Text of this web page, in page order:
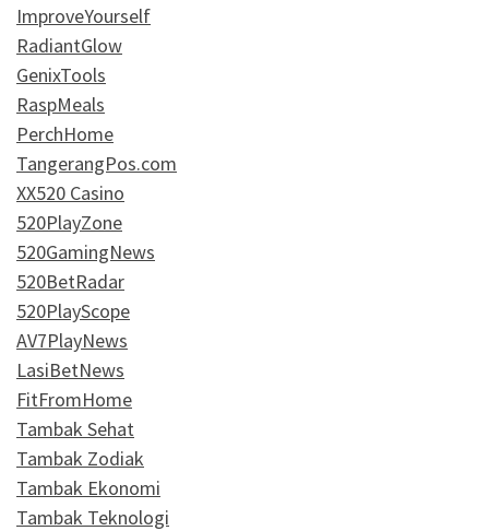
ImproveYourself
RadiantGlow
GenixTools
RaspMeals
PerchHome
TangerangPos.com
XX520 Casino
520PlayZone
520GamingNews
520BetRadar
520PlayScope
AV7PlayNews
LasiBetNews
FitFromHome
Tambak Sehat
Tambak Zodiak
Tambak Ekonomi
Tambak Teknologi